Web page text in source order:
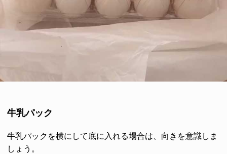
牛乳パック
牛乳パックを横にして底に入れる場合は、向きを意識しま
しょう。